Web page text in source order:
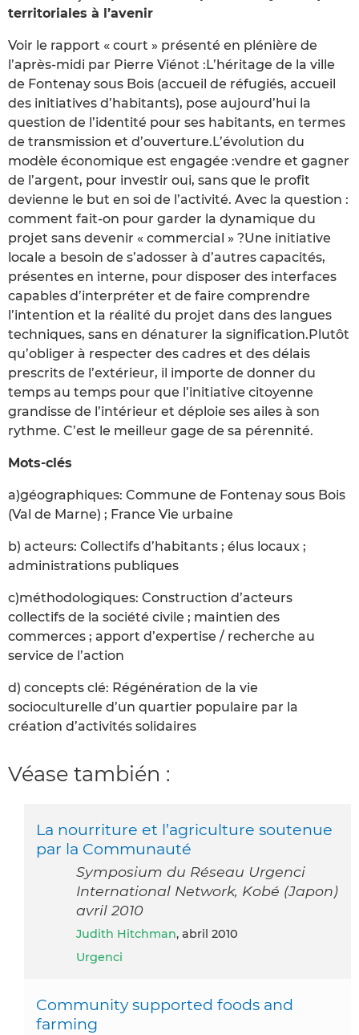
territoriales à l’avenir
Voir le rapport « court » présenté en plénière de
l’après-midi par Pierre Viénot :L’héritage de la ville
de Fontenay sous Bois (accueil de réfugiés, accueil
des initiatives d’habitants), pose aujourd’hui la
question de l’identité pour ses habitants, en termes
de transmission et d’ouverture.L’évolution du
modèle économique est engagée :vendre et gagner
de l’argent, pour investir oui, sans que le profit
devienne le but en soi de l’activité. Avec la question :
comment fait-on pour garder la dynamique du
projet sans devenir « commercial » ?Une initiative
locale a besoin de s’adosser à d’autres capacités,
présentes en interne, pour disposer des interfaces
capables d’interpréter et de faire comprendre
l’intention et la réalité du projet dans des langues
techniques, sans en dénaturer la signification.Plutôt
qu’obliger à respecter des cadres et des délais
prescrits de l’extérieur, il importe de donner du
temps au temps pour que l’initiative citoyenne
grandisse de l’intérieur et déploie ses ailes à son
rythme. C’est le meilleur gage de sa pérennité.
Mots-clés
a)géographiques: Commune de Fontenay sous Bois
(Val de Marne) ; France Vie urbaine
b) acteurs: Collectifs d’habitants ; élus locaux ;
administrations publiques
c)méthodologiques: Construction d’acteurs
collectifs de la société civile ; maintien des
commerces ; apport d’expertise / recherche au
service de l’action
d) concepts clé: Régénération de la vie
socioculturelle d’un quartier populaire par la
création d’activités solidaires
Véase también :
La nourriture et l’agriculture soutenue
par la Communauté
Symposium du Réseau Urgenci
International Network, Kobé (Japon)
avril 2010
Judith Hitchman, abril 2010
Urgenci
Community supported foods and
farming